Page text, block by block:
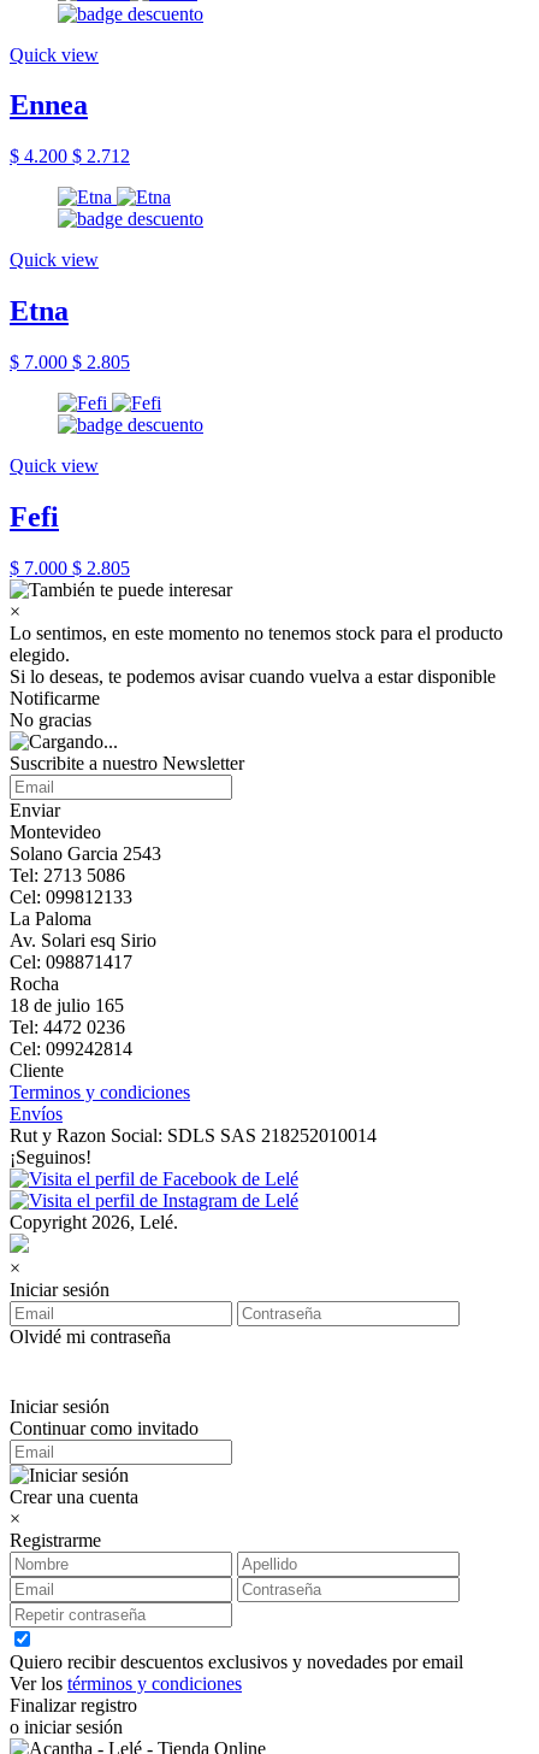
Quick view
Ennea
$ 4.200 $ 2.712
Quick view
Etna
$ 7.000 $ 2.805
Quick view
Fefi
$ 7.000 $ 2.805
×
Lo sentimos, en este momento no tenemos stock para el producto
elegido.
Si lo deseas, te podemos avisar cuando vuelva a estar disponible
Notificarme
No gracias
Suscribite a nuestro Newsletter
Enviar
Montevideo
Solano Garcia 2543
Tel: 2713 5086
Cel: 099812133
La Paloma
Av. Solari esq Sirio
Cel: 098871417
Rocha
18 de julio 165
Tel: 4472 0236
Cel: 099242814
Cliente
Terminos y condiciones
Envíos
Rut y Razon Social: SDLS SAS 218252010014
¡Seguinos!
Copyright 2026, Lelé.
×
Iniciar sesión
Olvidé mi contraseña
Iniciar sesión
Continuar como invitado
Crear una cuenta
×
Registrarme
Quiero recibir descuentos exclusivos y novedades por email
Ver los términos y condiciones
Finalizar registro
o iniciar sesión